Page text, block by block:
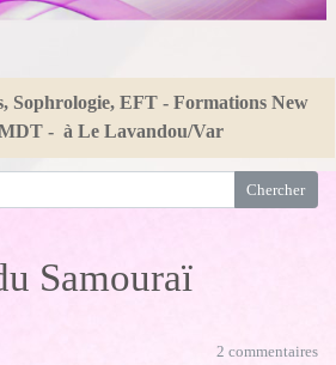
Sophrologie, EFT - Formations New
- à Le Lavandou/Var
Samouraï
2 commentaires